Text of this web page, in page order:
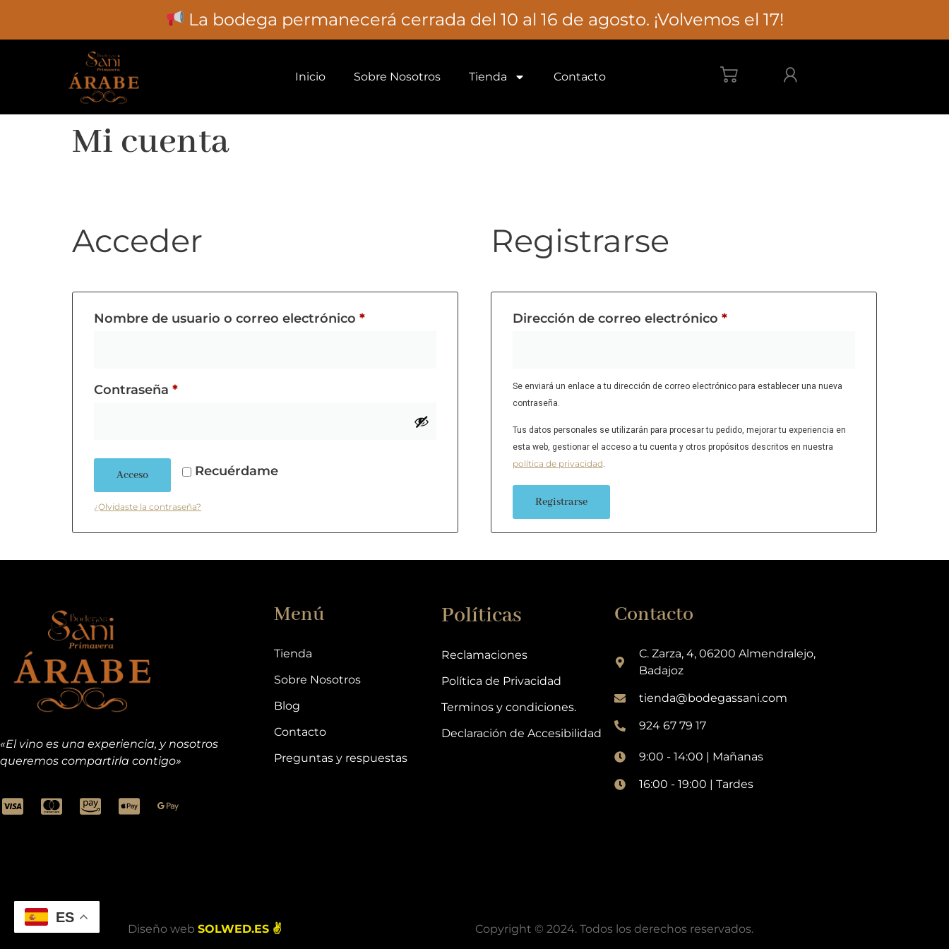
La bodega permanecerá cerrada del 10 al 16 de agosto. ¡Volvemos el 17!
Inicio Sobre Nosotros Tienda Contacto
Mi cuenta
Acceder
Nombre de usuario o correo electrónico *
Contraseña *
Recuérdame
Acceso
¿Olvidaste la contraseña?
Registrarse
Dirección de correo electrónico *
Se enviará un enlace a tu dirección de correo electrónico para establecer una nueva
contraseña.
Tus datos personales se utilizarán para procesar tu pedido, mejorar tu experiencia en
esta web, gestionar el acceso a tu cuenta y otros propósitos descritos en nuestra
política de privacidad.
Registrarse
«El vino es una experiencia, y nosotros
queremos compartirla contigo»
Menú
Tienda
Sobre Nosotros
Blog
Contacto
Preguntas y respuestas
Políticas
Reclamaciones
Política de Privacidad
Terminos y condiciones.
Declaración de Accesibilidad
Contacto
C. Zarza, 4, 06200 Almendralejo,
Badajoz
tienda@bodegassani.com
924 67 79 17
9:00 - 14:00 | Mañanas
16:00 - 19:00 | Tardes
Diseño web SOLWED.ES ✌️ Copyright © 2024. Todos los derechos reservados.
ES